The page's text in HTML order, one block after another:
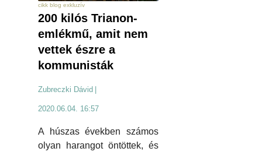
cikk blog exkluzív
200 kilós Trianon-
emlékmű, amit nem
vettek észre a
kommunisták
Zubreczki Dávid
2020.06.04. 16:57
A húszas években számos
olyan harangot öntöttek, és